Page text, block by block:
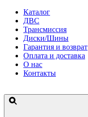
Каталог
ДВС
Трансмиссия
Диски/Шины
Гарантия и возврат
Оплата и доставка
О нас
Контакты